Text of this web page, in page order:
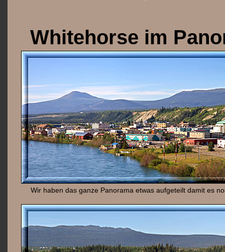
Whitehorse im
Wir haben das ganze Panorama etwas aufgeteilt damit es